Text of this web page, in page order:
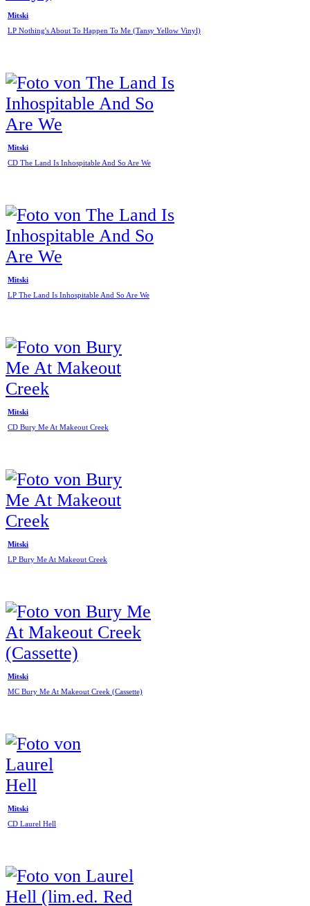
Mitski
LP Nothing's About To Happen To Me (Tansy Yellow Vinyl)
Mitski
CD The Land Is Inhospitable And So Are We
Mitski
LP The Land Is Inhospitable And So Are We
Mitski
CD Bury Me At Makeout Creek
Mitski
LP Bury Me At Makeout Creek
Mitski
MC Bury Me At Makeout Creek (Cassette)
Mitski
CD Laurel Hell